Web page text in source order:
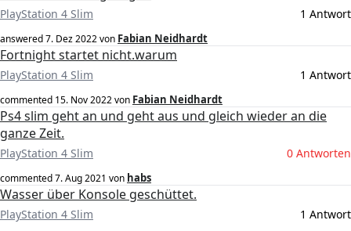
PlayStation 4 Slim 1 Antwort
answered7. Dez 2022von Fabian Neidhardt
Fortnight startet nicht.warum
PlayStation 4 Slim 1 Antwort
commented 15. Nov 2022von Fabian Neidhardt
Ps4 slim geht an und geht aus und gleich wieder an die
ganze Zeit.
PlayStation 4 Slim 0 Antworten
commented7. Aug 2021 von habs
Wasser über Konsole geschüttet.
PlayStation 4 Slim 1 Antwort